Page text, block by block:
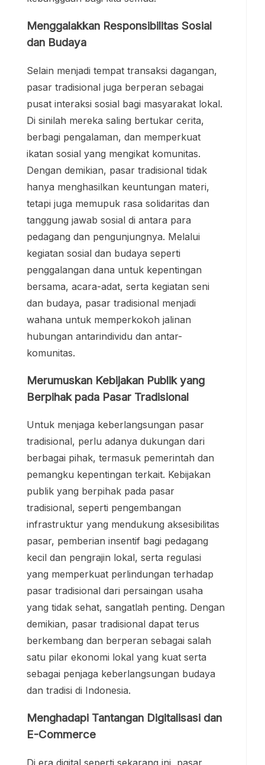
Menggalakkan Responsibilitas Sosial
dan Budaya
Selain menjadi tempat transaksi dagangan,
pasar tradisional juga berperan sebagai
pusat interaksi sosial bagi masyarakat lokal.
Di sinilah mereka saling bertukar cerita,
berbagi pengalaman, dan memperkuat
ikatan sosial yang mengikat komunitas.
Dengan demikian, pasar tradisional tidak
hanya menghasilkan keuntungan materi,
tetapi juga memupuk rasa solidaritas dan
tanggung jawab sosial di antara para
pedagang dan pengunjungnya. Melalui
kegiatan sosial dan budaya seperti
penggalangan dana untuk kepentingan
bersama, acara-adat, serta kegiatan seni
dan budaya, pasar tradisional menjadi
wahana untuk memperkokoh jalinan
hubungan antarindividu dan antar-
komunitas.
Merumuskan Kebijakan Publik yang
Berpihak pada Pasar Tradisional
Untuk menjaga keberlangsungan pasar
tradisional, perlu adanya dukungan dari
berbagai pihak, termasuk pemerintah dan
pemangku kepentingan terkait. Kebijakan
publik yang berpihak pada pasar
tradisional, seperti pengembangan
infrastruktur yang mendukung aksesibilitas
pasar, pemberian insentif bagi pedagang
kecil dan pengrajin lokal, serta regulasi
yang memperkuat perlindungan terhadap
pasar tradisional dari persaingan usaha
yang tidak sehat, sangatlah penting. Dengan
demikian, pasar tradisional dapat terus
berkembang dan berperan sebagai salah
satu pilar ekonomi lokal yang kuat serta
sebagai penjaga keberlangsungan budaya
dan tradisi di Indonesia.
Menghadapi Tantangan Digitalisasi dan
E-Commerce
Di era digital seperti sekarang ini, pasar